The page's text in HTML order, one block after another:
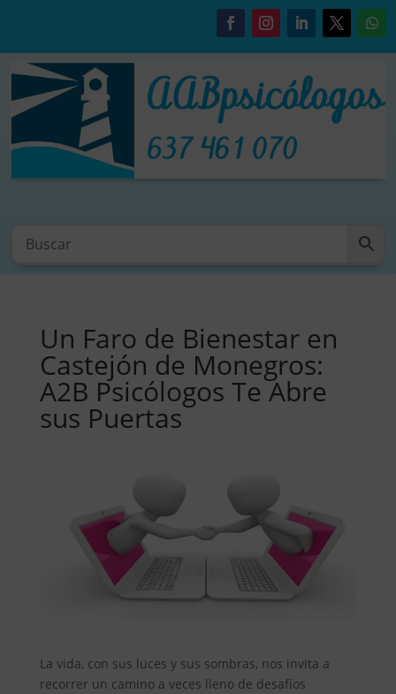
Un Faro de Bienestar en
Castejón de Monegros:
A2B Psicólogos Te Abre
sus Puertas
La vida, con sus luces y sus sombras, nos invita a
recorrer un camino a veces lleno de desafíos